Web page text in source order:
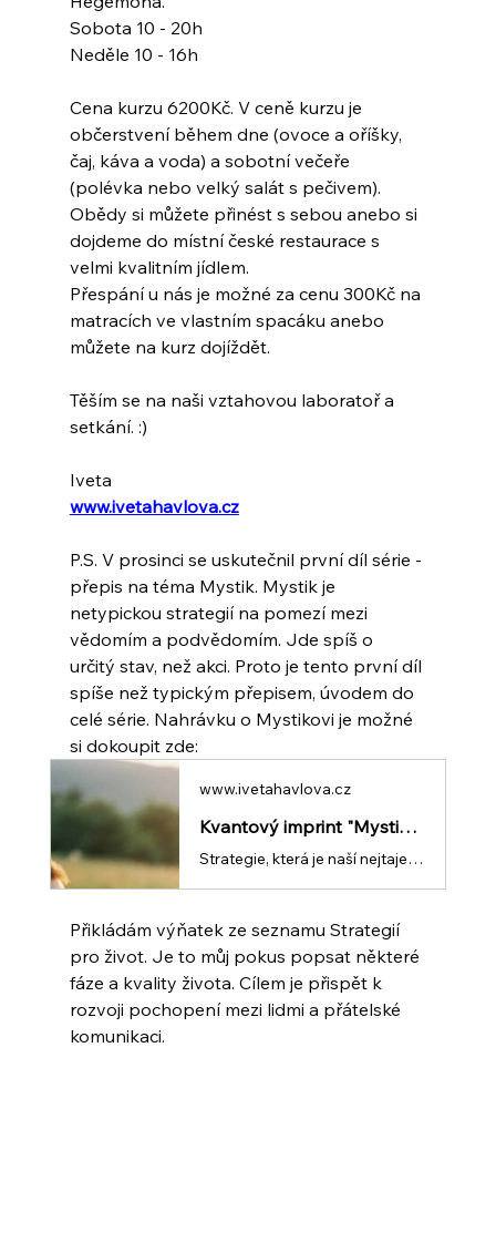
Sobota 10 - 20h
Neděle 10 - 16h
Cena kurzu 6200Kč. V ceně kurzu je
občerstvení během dne (ovoce a oříšky,
čaj, káva a voda) a sobotní večeře
(polévka nebo velký salát s pečivem).
Obědy si můžete přinést s sebou anebo si
dojdeme do místní české restaurace s
velmi kvalitním jídlem.
Přespání u nás je možné za cenu 300Kč na
matracích ve vlastním spacáku anebo
můžete na kurz dojíždět.
Těším se na naši vztahovou laboratoř a
setkání. :)
Iveta
www.ivetahavlova.cz
P.S. V prosinci se uskutečnil první díl série -
přepis na téma Mystik. Mystik je
netypickou strategií na pomezí mezi
vědomím a podvědomím. Jde spíš o
určitý stav, než akci. Proto je tento první díl
spíše než typickým přepisem, úvodem do
celé série. Nahrávku o Mystikovi je možné
si dokoupit zde:
www.ivetahavlova.cz
Kvantový imprint "Mystik" | Iveta Havlová v2
Strategie, která je naší nejtajemnější částí. Aktivuje se, když se setkáme se situací, která je buď tak nová nebo tak těžká, že pro ni nemáme ještě ani slova vysvětlení a absolutně nevíme, co dělat. Projevuje se zejména vytěsňováním... Ale i když vytěsňujeme, stejně se občas ochranná mlha zvedne a my si uvědomíme, že čas plyne a my nic neděláme... Do esence Mystika patří například i myšlenky o tom, že někam nezapadáme nebo jsme divní, jiní... Po dozrání dospělých kompetencí se v Mystikovi naopak rozvine schopnost cítit se uvolněně i v neznámých situacích a být hluboce spojen s druhými. Mottem zralé esence Mystika je: LÁSKA JE SPOJENÍ. Více informací ZDE(https://www.ivetahavlova.cz/single-post/m%C5%99%C3%AD%C5%BEka-strategi%C3%AD-pro-%C5%BEivot-a-pozv%C3%A1nka-na-imprint-5-12-a-syt%C3%ADc%C3%AD-den-7-12) Rozumím a beru na vědomí, že tento přepis v žádném případě nenahrazuje lékařskou, ani psychoterapeutickou péči a vstup na něj je zcela dobrovolný a na vlastní zodpovědnost s ohledem na aktuální zdravotní stav příp. medikaci.
Přikládám výňatek ze seznamu Strategií
pro život. Je to můj pokus popsat některé
fáze a kvality života. Cílem je přispět k
rozvoji pochopení mezi lidmi a přátelské
komunikaci.